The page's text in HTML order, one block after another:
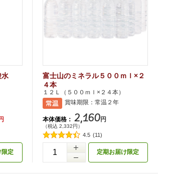
水
限定
富士山のミネラル５００ｍｌ×２
４本
１２Ｌ（５００ｍｌ×２４本）
賞味期限：常温２年
本体価格： 2,160円
（税込 2,332円）
4.5 (11)
定期お届け限定